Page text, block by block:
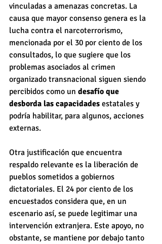
vinculadas a amenazas concretas. La
causa que mayor consenso genera es la
lucha contra el narcoterrorismo,
mencionada por el 30 por ciento de los
consultados, lo que sugiere que los
problemas asociados al crimen
organizado transnacional siguen siendo
percibidos como un desafío que
desborda las capacidades estatales y
podría habilitar, para algunos, acciones
externas.
Otra justificación que encuentra
respaldo relevante es la liberación de
pueblos sometidos a gobiernos
dictatoriales. El 24 por ciento de los
encuestados considera que, en un
escenario así, se puede legitimar una
intervención extranjera. Este apoyo, no
obstante, se mantiene por debajo tanto